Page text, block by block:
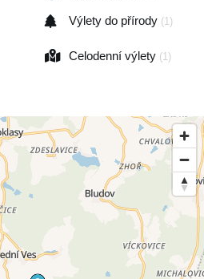
Výlety do přírody (1)
Celodenní výlety (1)